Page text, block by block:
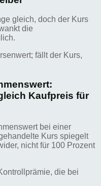
gleich, doch der Kurs
die
fällt der Kurs,
Kaufpreis für
bei einer
Kurs spiegelt
nicht für 100 Prozent
die bei